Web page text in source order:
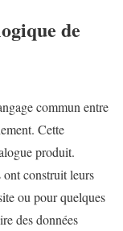
de
commun entre
Cette
produit.
ont construit leurs
ou pour quelques
des données